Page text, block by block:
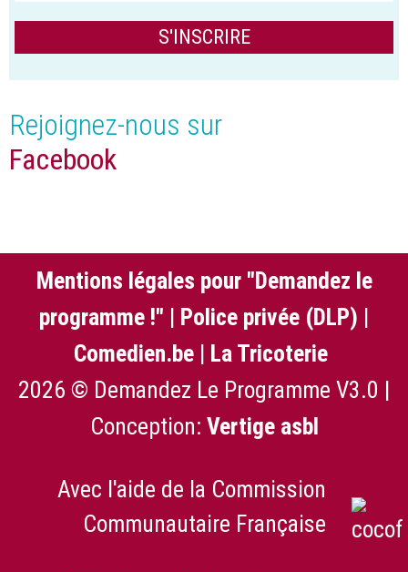
Rejoignez-nous sur
Facebook
Mentions légales pour "Demandez le
programme !" | Police privée (DLP) |
Comedien.be | La Tricoterie
2026 © Demandez Le Programme V3.0 |
Conception: Vertige asbl
Avec l'aide de la Commission
Communautaire Française